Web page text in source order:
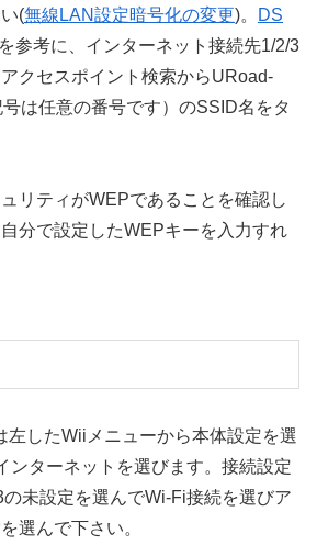
(無線LAN設定暗号化の変更)。
DS
を参考に、インターネット接続先1/2/3
クセスポイント検索からURoad-
は任意の番号です）のSSID名をタ
リティがWEPであることを確認し
分で設定したWEPキーを入力すれ
左したWiiメニューから本体設定を選
ンターネットを選びます。接続設定
未設定を選んでWi-Fi接続を選びア
選んで下さい。